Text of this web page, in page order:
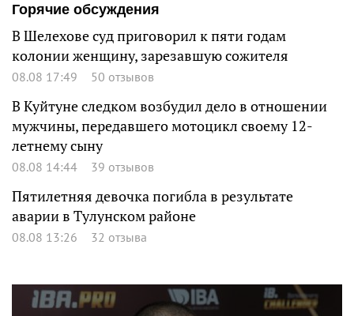
Горячие обсуждения
В Шелехове суд приговорил к пяти годам
колонии женщину, зарезавшую сожителя
08.08 17:49 50 отзывов
В Куйтуне следком возбудил дело в отношении
мужчины, передавшего мотоцикл своему 12-
летнему сыну
08.08 14:44 39 отзывов
Пятилетняя девочка погибла в результате
аварии в Тулунском районе
08.08 13:26 32 отзыва